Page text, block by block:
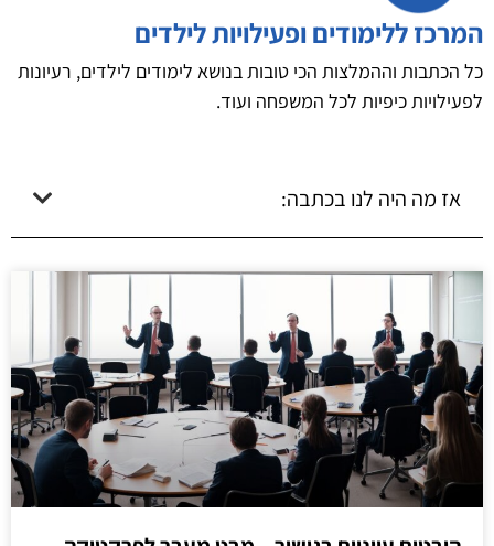
המרכז ללימודים ופעילויות לילדים
כל הכתבות וההמלצות הכי טובות בנושא לימודים לילדים, רעיונות
לפעילויות כיפיות לכל המשפחה ועוד.
אז מה היה לנו בכתבה: